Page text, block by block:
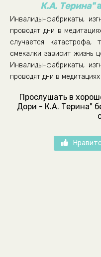
К.А. Терина"
Инвалиды-фабрикаты,
проводят дни в
случается катастрофа,
смекалки зависит жизнь
Инвалиды-фабрикаты,
проводят дни в
Прослушать в
Дори - К.А. Терина"